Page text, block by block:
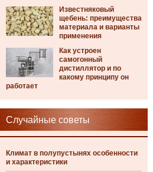
Известняковый
щебень: преимущества
материала и варианты
применения
Как устроен
самогонный
дистиллятор и по
какому принципу он
работает
Случайные советы
Климат в полупустынях особенности
и характеристики